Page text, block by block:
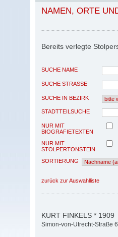
NAMEN, ORTE
Bereits verlegte
SUCHE NAME
SUCHE STRASSE
SUCHE IN BEZIRK
STADTTEILSUCHE
NUR MIT
BIOGRAFIETEXTEN
NUR MIT
STOLPERTONSTEIN
SORTIERUNG
zurück zur Auswahlliste
KURT FINKELS * 1909
Simon-von-Utrecht-Straße